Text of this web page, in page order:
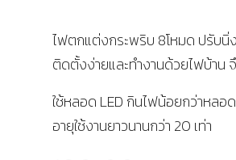
ไฟตกแต่งกระพริบ 8โหมด ปรับนิ่
ติดตั้งง่ายและทำงานด้วยไฟบ้าน
ใช้หลอด LED กินไฟน้อยกว่าหลอ
อายุใช้งานยาวนานกว่า 20 เท่า